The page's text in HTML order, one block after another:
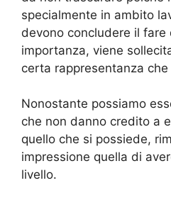
specialmente in ambito
devono concludere il fare
importanza, viene
certa rappresentanza
Nonostante possiamo
che non danno credito a
quello che si possiede,
impressione quella di
livello.